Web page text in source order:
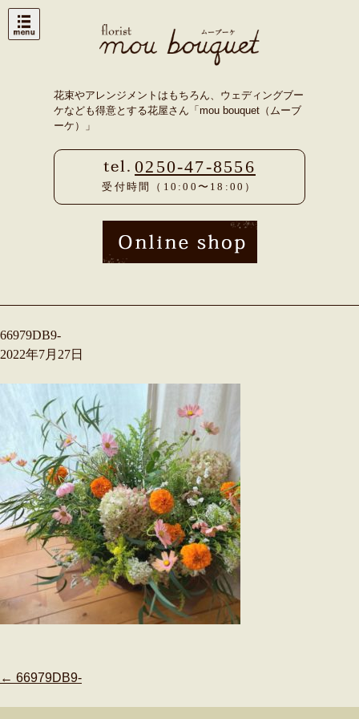
Skip
花束やアレンジメントはもちろん、ウェディングブー
ケなども得意とする花屋さん「mou bouquet（ムーブ
ーケ）」
0250-47-8556
受付時間（10:00〜18:00）
66979DB9-
2022年7月27日
Post
← 66979DB9-